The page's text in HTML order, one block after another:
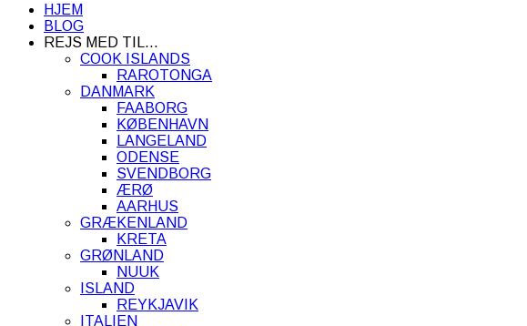
HJEM
BLOG
REJS MED TIL…
COOK ISLANDS
RAROTONGA
DANMARK
FAABORG
KØBENHAVN
LANGELAND
ODENSE
SVENDBORG
ÆRØ
AARHUS
GRÆKENLAND
KRETA
GRØNLAND
NUUK
ISLAND
REYKJAVIK
ITALIEN